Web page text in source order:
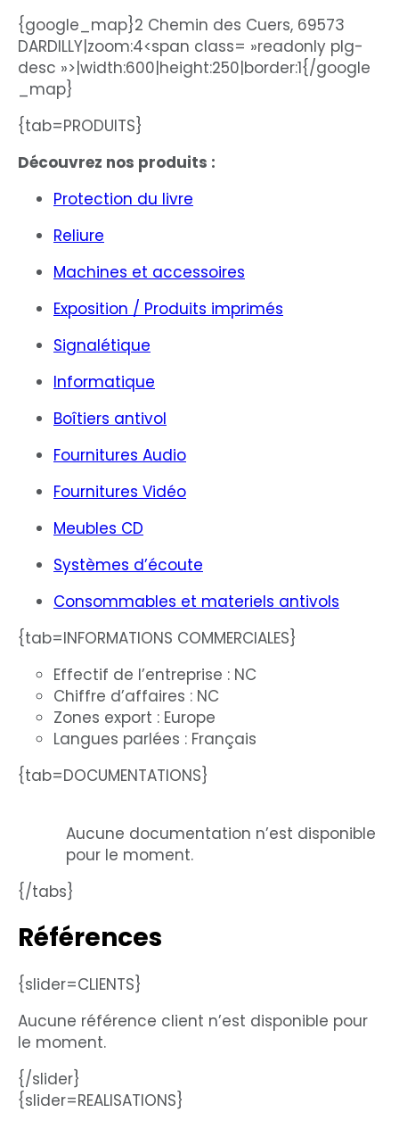
{google_map}2 Chemin des Cuers, 69573
DARDILLY|zoom:4<span class= »readonly plg-
desc »>|width:600|height:250|border:1{/google
_map}
{tab=PRODUITS}
Découvrez nos produits :
Protection du livre
Reliure
Machines et accessoires
Exposition / Produits imprimés
Signalétique
Informatique
Boîtiers antivol
Fournitures Audio
Fournitures Vidéo
Meubles CD
Systèmes d’écoute
Consommables et materiels antivols
{tab=INFORMATIONS COMMERCIALES}
Effectif de l’entreprise : NC
Chiffre d’affaires : NC
Zones export : Europe
Langues parlées : Français
{tab=DOCUMENTATIONS}
Aucune documentation n’est disponible
pour le moment.
{/tabs}
Références
{slider=CLIENTS}
Aucune référence client n’est disponible pour
le moment.
{/slider}
{slider=REALISATIONS}